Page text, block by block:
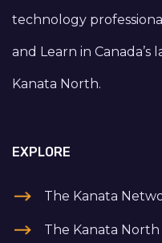
technology
and Learn in
Kanata North.
EXPLORE
The Kanata
The Kanata North